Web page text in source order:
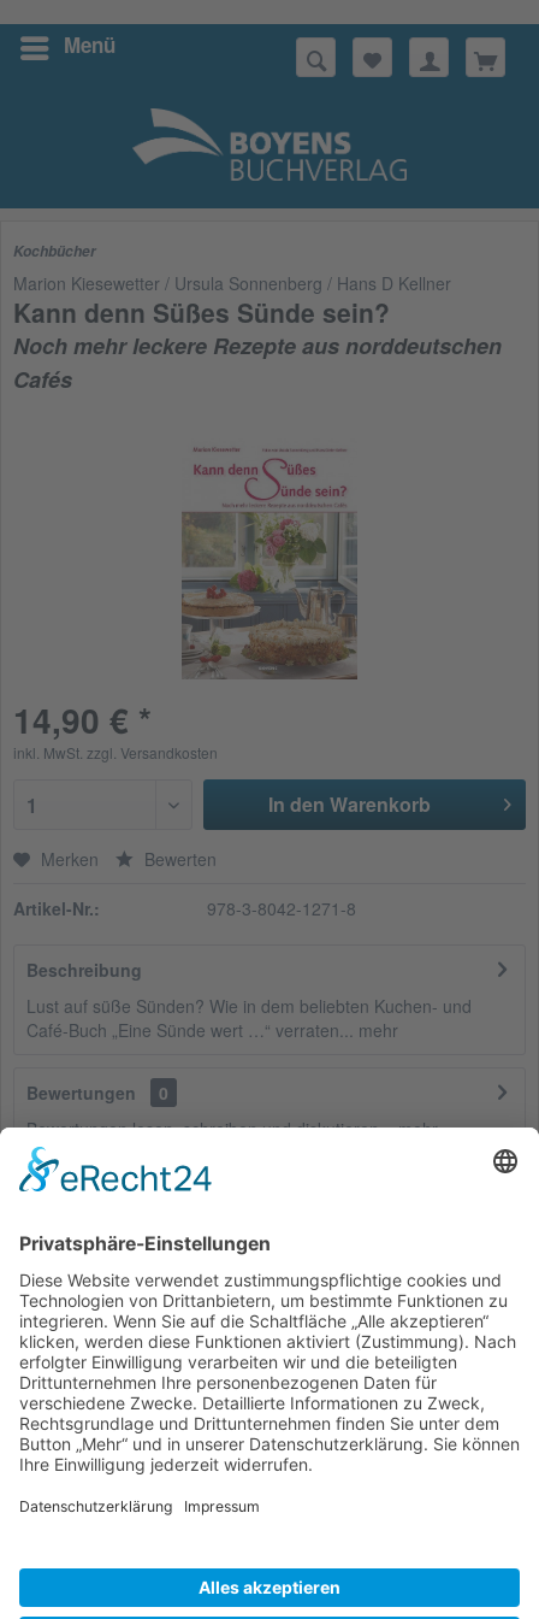
Menü
Suchen
Kochbücher
Marion Kiesewetter / Ursula Sonnenberg / Hans D Kellner
Kann denn Süßes Sünde sein?
Noch mehr leckere Rezepte aus norddeutschen
Cafés
14,90 € *
inkl. MwSt. zzgl. Versandkosten
1 In den Warenkorb
Merken Bewerten
Artikel-Nr.: 978-3-8042-1271-8
Beschreibung
Lust auf süße Sünden? Wie in dem beliebten Kuchen- und
Café-Buch „Eine Sünde wert …“ verraten... mehr
Bewertungen
0
Bewertungen lesen, schreiben und diskutieren...mehr
Kunden haben sich ebenfalls angesehen
Service Hotline
Shop Service
Informationen
* Alle Preise inkl. gesetzl. Mehrwertsteuer zzgl.Versandkostenund ggf.
Nachnahmegebühren, wenn nicht anders beschrieben
Bestellung Downloads
Widerrufsbelehrung Datenschutz